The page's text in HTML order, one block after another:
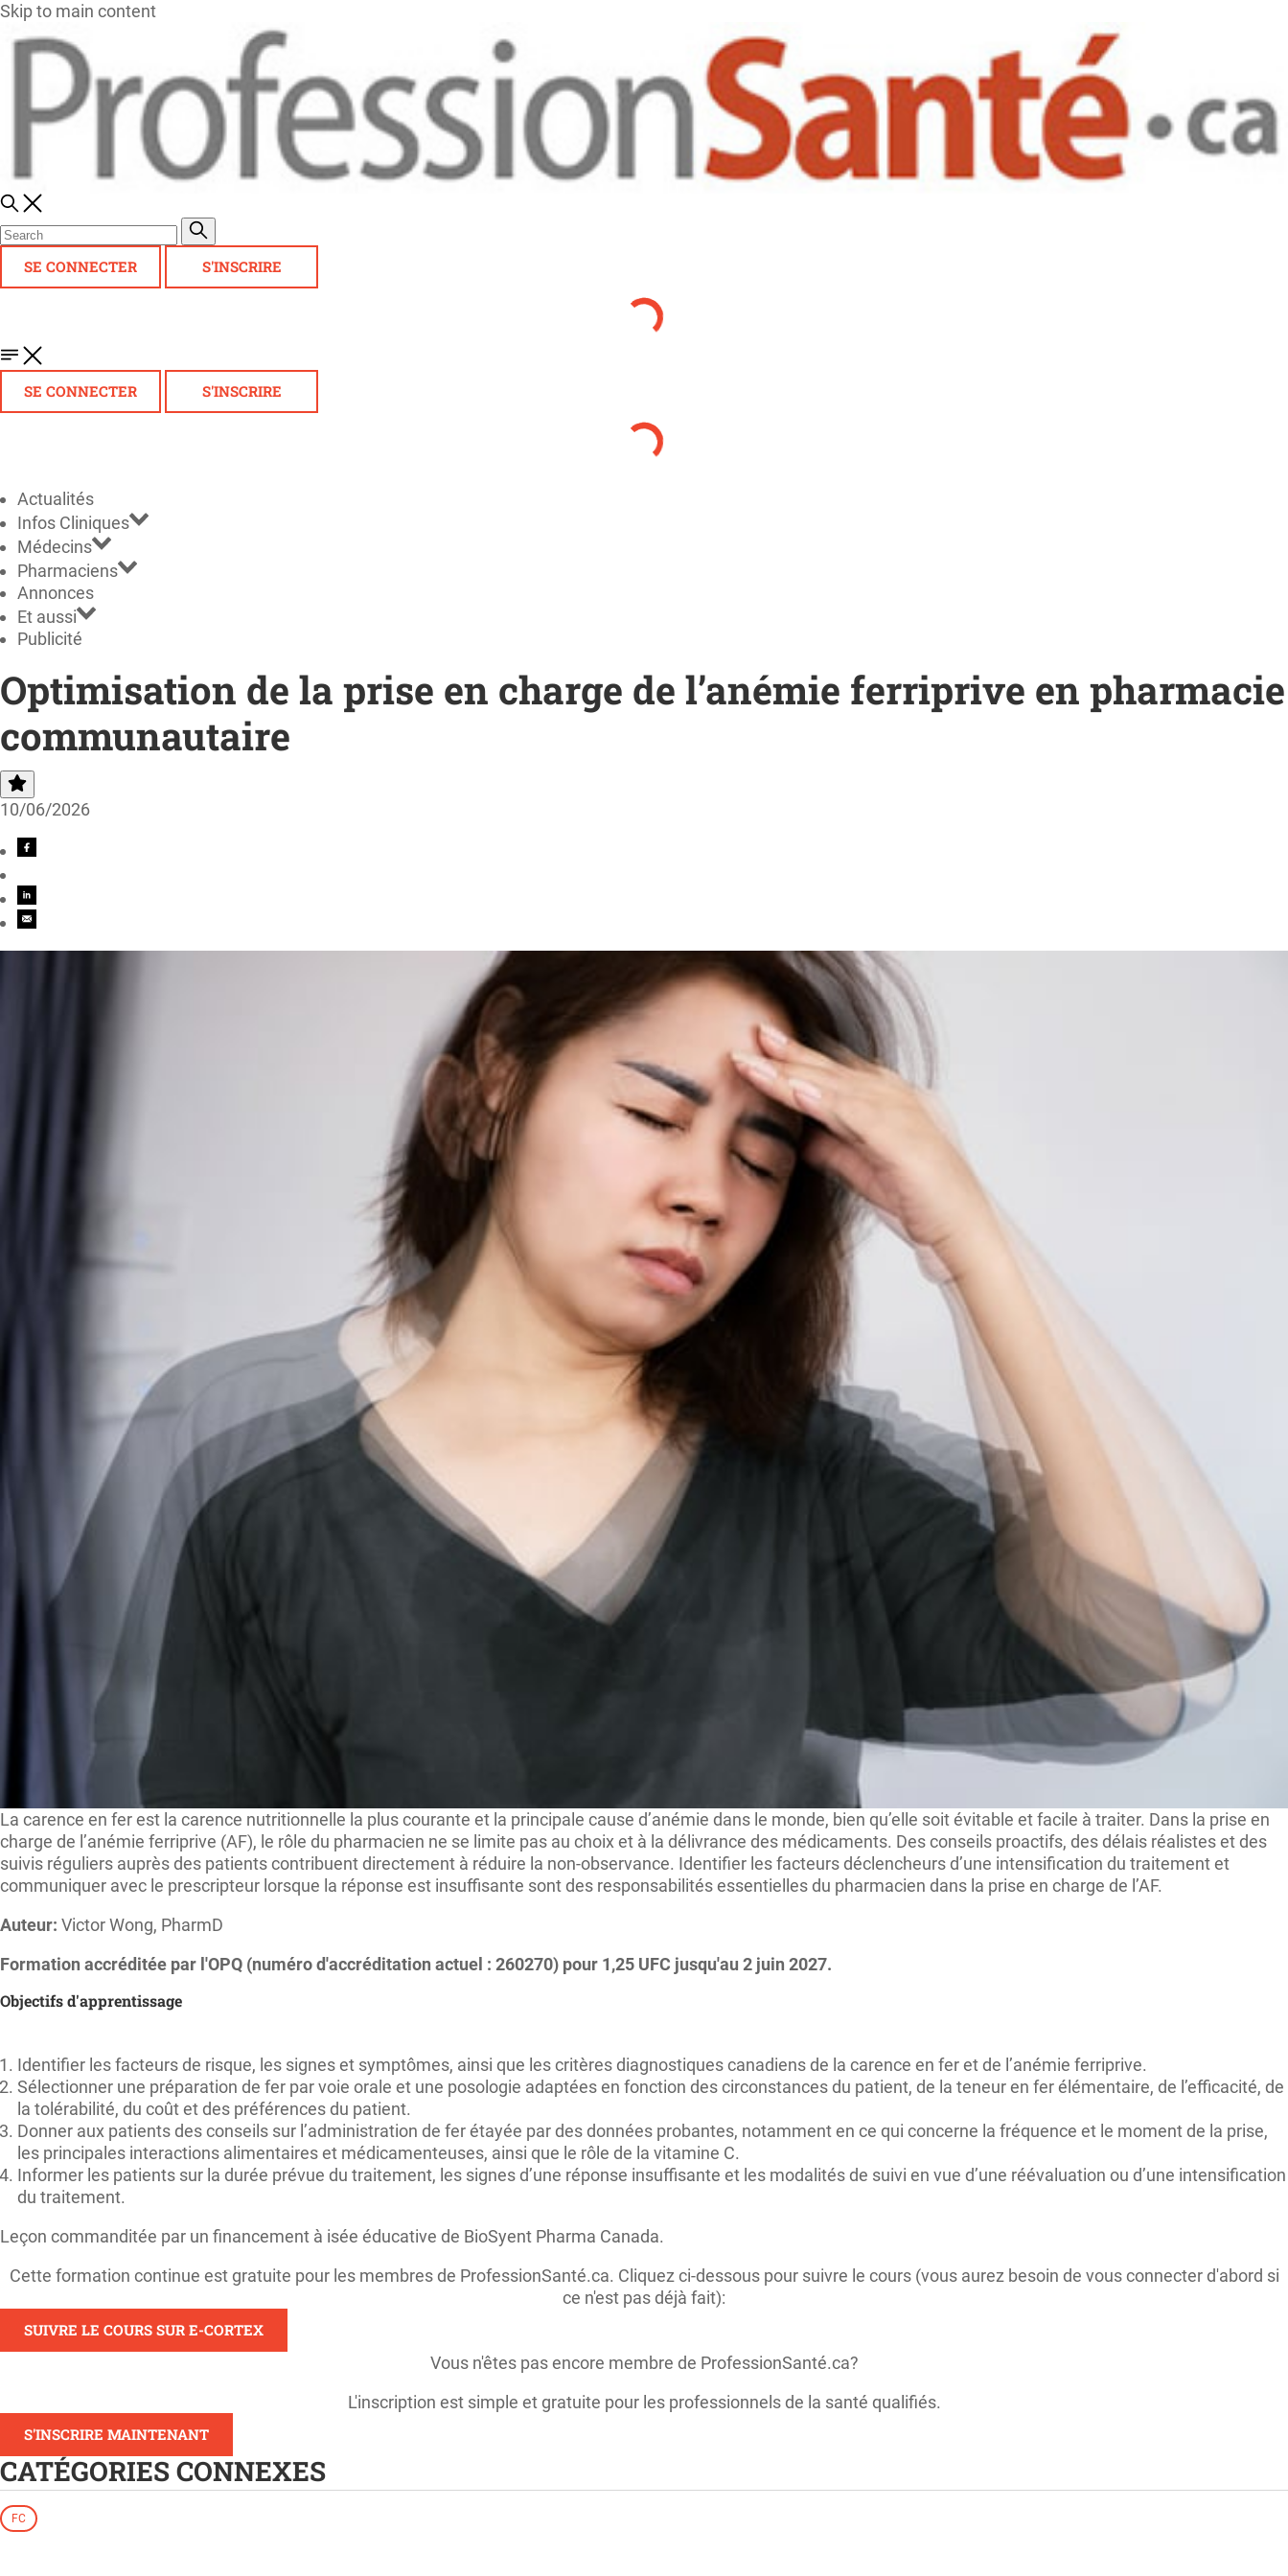
Skip to main content
SE CONNECTER S'INSCRIRE
SE CONNECTER S'INSCRIRE
Actualités
Infos Cliniques
Médecins
Pharmaciens
Annonces
Et aussi
Publicité
Optimisation de la prise en charge de l’anémie ferriprive en pharmacie
communautaire
10/06/2026
La carence en fer est la carence nutritionnelle la plus courante et la principale cause d’anémie dans le monde, bien qu’elle soit évitable et facile à traiter. Dans la prise en
charge de l’anémie ferriprive (AF), le rôle du pharmacien ne se limite pas au choix et à la délivrance des médicaments. Des conseils proactifs, des délais réalistes et des
suivis réguliers auprès des patients contribuent directement à réduire la non-observance. Identifier les facteurs déclencheurs d’une intensification du traitement et
communiquer avec le prescripteur lorsque la réponse est insuffisante sont des responsabilités essentielles du pharmacien dans la prise en charge de l’AF.
Auteur: Victor Wong, PharmD
Formation accréditée par l'OPQ (numéro d'accréditation actuel : 260270) pour 1,25 UFC jusqu'au 2 juin 2027.
Objectifs d'apprentissage
Identifier les facteurs de risque, les signes et symptômes, ainsi que les critères diagnostiques canadiens de la carence en fer et de l’anémie ferriprive.
Sélectionner une préparation de fer par voie orale et une posologie adaptées en fonction des circonstances du patient, de la teneur en fer élémentaire, de l’efficacité, de
la tolérabilité, du coût et des préférences du patient.
Donner aux patients des conseils sur l’administration de fer étayée par des données probantes, notamment en ce qui concerne la fréquence et le moment de la prise,
les principales interactions alimentaires et médicamenteuses, ainsi que le rôle de la vitamine C.
Informer les patients sur la durée prévue du traitement, les signes d’une réponse insuffisante et les modalités de suivi en vue d’une réévaluation ou d’une intensification
du traitement.
Leçon commanditée par un financement à isée éducative de BioSyent Pharma Canada.
Cette formation continue est gratuite pour les membres de ProfessionSanté.ca. Cliquez ci-dessous pour suivre le cours (vous aurez besoin de vous connecter d'abord si
ce n'est pas déjà fait):
SUIVRE LE COURS SUR E-CORTEX
Vous n'êtes pas encore membre de ProfessionSanté.ca?
L'inscription est simple et gratuite pour les professionnels de la santé qualifiés.
S'INSCRIRE MAINTENANT
CATÉGORIES CONNEXES
FC